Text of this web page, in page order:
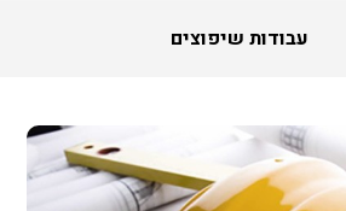
עבודות שיפוצים